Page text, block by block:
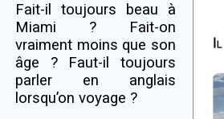
Fait-il toujours beau à
Miami ? Fait-on
vraiment moins que son
âge ? Faut-il toujours
parler en anglais
lorsqu’on voyage ?